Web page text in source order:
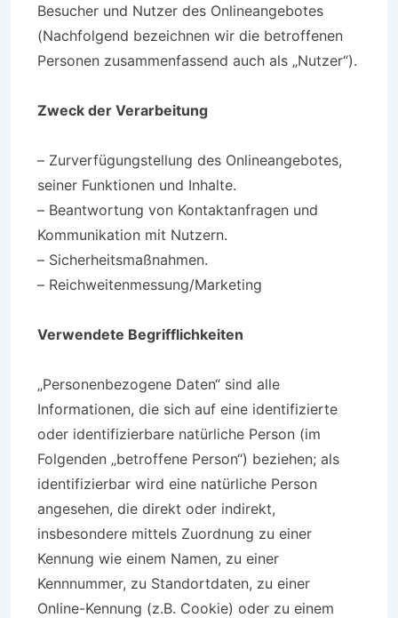
Besucher und Nutzer des Onlineangebotes
(Nachfolgend bezeichnen wir die betroffenen
Personen zusammenfassend auch als „Nutzer“).
Zweck der Verarbeitung
– Zurverfügungstellung des Onlineangebotes,
seiner Funktionen und Inhalte.
– Beantwortung von Kontaktanfragen und
Kommunikation mit Nutzern.
– Sicherheitsmaßnahmen.
– Reichweitenmessung/Marketing
Verwendete Begrifflichkeiten
„Personenbezogene Daten“ sind alle
Informationen, die sich auf eine identifizierte
oder identifizierbare natürliche Person (im
Folgenden „betroffene Person“) beziehen; als
identifizierbar wird eine natürliche Person
angesehen, die direkt oder indirekt,
insbesondere mittels Zuordnung zu einer
Kennung wie einem Namen, zu einer
Kennnummer, zu Standortdaten, zu einer
Online-Kennung (z.B. Cookie) oder zu einem